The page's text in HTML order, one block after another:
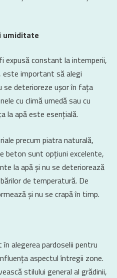
umiditate
expusă constant la intemperii,
este important să alegi
se deterioreze ușor în fața
cu climă umedă sau cu
la apă este esențială.
precum piatra naturală,
beton sunt opțiuni excelente,
la apă și nu se deteriorează
de temperatură. De
și nu se crapă în timp.
alegerea pardoselii pentru
aspectul întregii zone.
stilului general al grădinii,